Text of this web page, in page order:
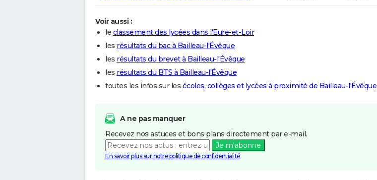
Voir aussi :
le classement des lycées dans l'Eure-et-Loir
les résultats du bac à Bailleau-l'Évêque
les résultats du brevet à Bailleau-l'Évêque
les résultats du BTS à Bailleau-l'Évêque
toutes les infos sur les écoles, collèges et lycées à proximité de Bailleau-l'Évêque
A ne pas manquer
Recevez nos astuces et bons plans directement par e-mail.
Je m'abonne
En savoir plus sur notre politique de confidentialité